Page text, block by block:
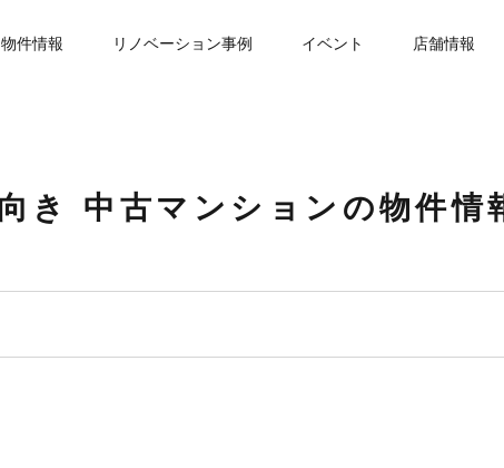
物件情報 リノベーション事例 イベント 店舗情報
き 中古マンションの物件情